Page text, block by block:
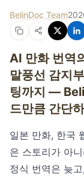
BelinDoc Team
AI 만화 번역
말풍선 감지
팅까지 —
드만큼 간단
일본 만화, 한국
은 스토리가 아
정식 번역은 늦